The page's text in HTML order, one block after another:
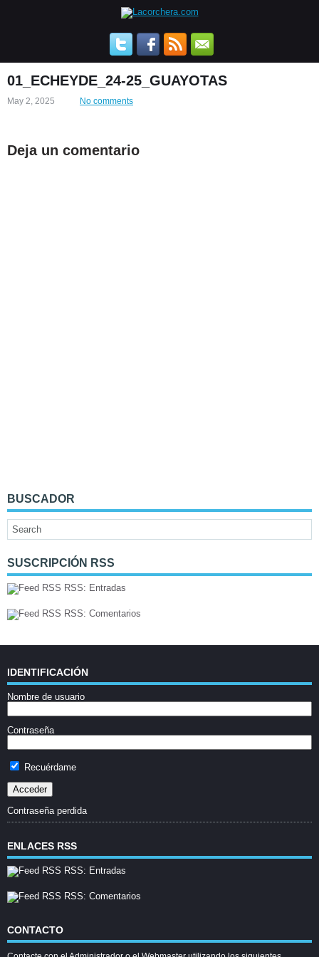
01_ECHEYDE_24-25_GUAYOTAS
May 2, 2025 No comments
Deja un comentario
BUSCADOR
SUSCRIPCIÓN RSS
RSS: Entradas
RSS: Comentarios
IDENTIFICACIÓN
Nombre de usuario
Contraseña
Recuérdame
Contraseña perdida
ENLACES RSS
RSS: Entradas
RSS: Comentarios
CONTACTO